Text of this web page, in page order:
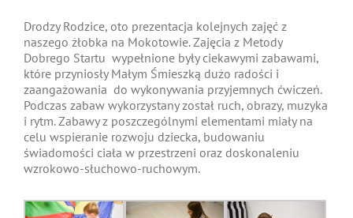
Drodzy Rodzice, oto prezentacja kolejnych zajęć z
naszego żłobka na Mokotowie. Zajęcia z Metody
Dobrego Startu wypełnione były ciekawymi zabawami,
które przyniosły Małym Śmieszką dużo radości i
zaangażowania do wykonywania przyjemnych ćwiczeń.
Podczas zabaw wykorzystany został ruch, obrazy, muzyka
i rytm. Zabawy z poszczególnymi elementami miały na
celu wspieranie rozwoju dziecka, budowaniu
świadomości ciała w przestrzeni oraz doskonaleniu
wzrokowo-słuchowo-ruchowym.